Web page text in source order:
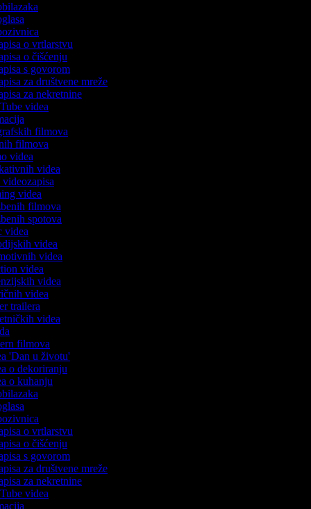
o vrtlarstvu
o čišćenju
s govorom
za društvene mreže
za nekretnine
videa
filmova
filmova
videa
videa
videozapisa
videa
filmova
spotova
videa
videa
videa
videa
videa
videa
trailera
videa
filmova
'Dan u životu'
o dekoriranju
o kuhanju
o vrtlarstvu
o čišćenju
s govorom
za društvene mreže
za nekretnine
videa